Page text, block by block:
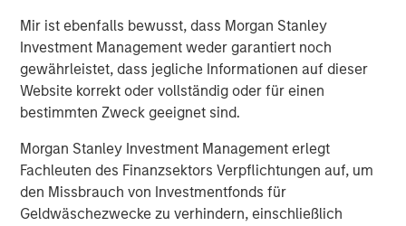
Mir ist ebenfalls bewusst, dass Morgan Stanley
Investment Management weder garantiert noch
gewährleistet, dass jegliche Informationen auf dieser
Website korrekt oder vollständig oder für einen
bestimmten Zweck geeignet sind.
Morgan Stanley Investment Management erlegt
Fachleuten des Finanzsektors Verpflichtungen auf, um
den Missbrauch von Investmentfonds für
Geldwäschezwecke zu verhindern, einschließlich
The Road to Transition: Identifying Climate
Leaders and Laggards in European Autos
Broad Markets Fixed Income Multi-Sector
Playbook: A World of Increasing Dispersion